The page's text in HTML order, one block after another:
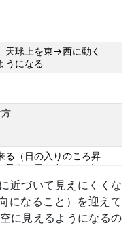
天球上を東→西に動く
うになる
る（日の入りのころ昇
見え、日の出のころ沈
（黄道座標系では27
け方
近づいて見えにくくな
になること）を迎えて
に見えるようになるの